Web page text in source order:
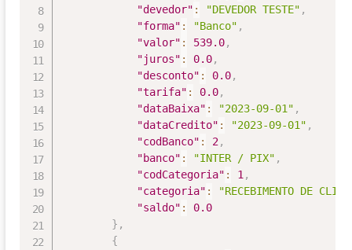
"devedor" : "DEVEDOR TESTE" ,
"forma" : "Banco" ,
"valor" : 539.0,
"juros" : 0.0,
"desconto" : 0.0,
"tarifa" : 0.0,
"dataBaixa" : "2023-09-01" ,
"dataCredito" : "2023-09-01" ,
"codBanco" : 2,
"banco" : "INTER / PIX" ,
"codCategoria" : 1 ,
"categoria" :
"RECEBIMENTO DE
"saldo" :
0.0
} ,
{